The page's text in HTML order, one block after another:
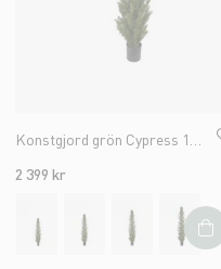
2 399 kr